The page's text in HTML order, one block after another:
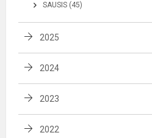
SAUSIS (45)
2025
2024
2023
2022